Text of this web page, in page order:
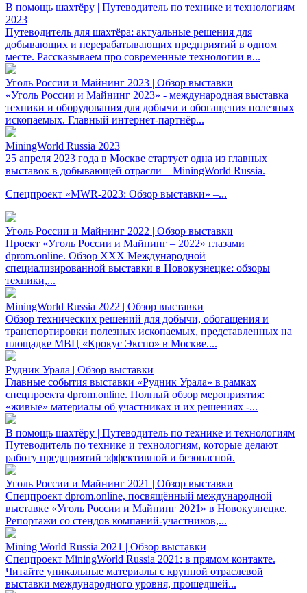
В помощь шахтёру | Путеводитель по технике и технологиям
2023
Путеводитель для шахтёра: актуальные решения для
добывающих и перерабатывающих предприятий в одном
месте. Рассказываем про современные технологии в...
Уголь России и Майнинг 2023 | Обзор выставки
«Уголь России и Майнинг 2023» - международная выставка
техники и оборудования для добычи и обогащения полезных
ископаемых. Главный интернет-партнёр...
MiningWorld Russia 2023
25 апреля 2023 года в Москве стартует одна из главных
выставок в добывающей отрасли – MiningWorld Russia.
Спецпроект «MWR-2023: Обзор выставки» –...
Уголь России и Майнинг 2022 | Обзор выставки
Проект «Уголь России и Майнинг – 2022» глазами
dprom.online. Обзор XXX Международной
специализированной выставки в Новокузнецке: обзоры
техники,...
MiningWorld Russia 2022 | Обзор выставки
Обзор технических решений для добычи, обогащения и
транспортировки полезных ископаемых, представленных на
площадке МВЦ «Крокус Экспо» в Москве....
Рудник Урала | Обзор выставки
Главные события выставки «Рудник Урала» в рамках
спецпроекта dprom.online. Полный обзор мероприятия:
«живые» материалы об участниках и их решениях -...
В помощь шахтёру | Путеводитель по технике и технологиям
Путеводитель по технике и технологиям, которые делают
работу предприятий эффективной и безопасной.
Уголь России и Майнинг 2021 | Обзор выставки
Спецпроект dprom.online, посвящённый международной
выставке «Уголь России и Майнинг 2021» в Новокузнецке.
Репортажи со стендов компаний-участников,...
Mining World Russia 2021 | Обзор выставки
Спецпроект MiningWorld Russia 2021: в прямом контакте.
Читайте уникальные материалы с крупной отраслевой
выставки международного уровня, прошедшей...